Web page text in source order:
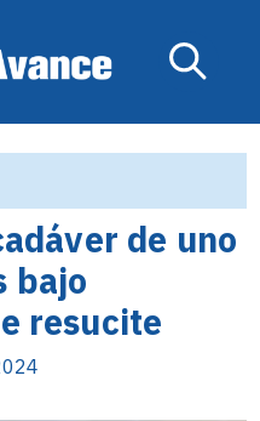
de uno
bajo
resucite